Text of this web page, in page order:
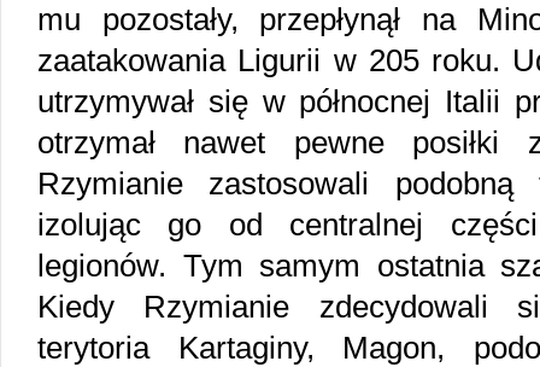
mu pozostały, przepłynął na
zaatakowania Ligurii w 205 roku.
utrzymywał się w północnej Italii
otrzymał nawet pewne posiłki
Rzymianie zastosowali
izolując go od centralnej
legionów. Tym samym ostatnia
Kiedy Rzymianie zdecydowali
terytoria Kartaginy, Magon,